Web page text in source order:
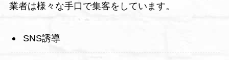
業者は様々な手口で集客をしています。
SNS誘導